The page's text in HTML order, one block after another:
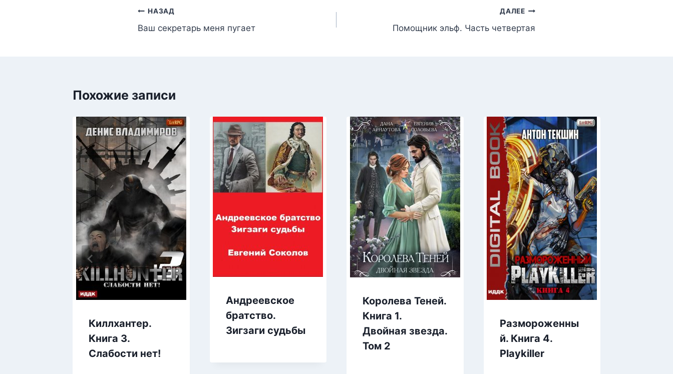
Навигация
по
НАЗАД
Ваш секретарь меня пугает
ДАЛЕЕ
Помощник эльф. Часть четвертая
Похожие записи
Киллхантер.
Книга 3.
Слабости нет!
Андреевское
братство.
Зигзаги судьбы
Королева Теней.
Книга 1.
Двойная звезда.
Том 2
Размороженны
й. Книга 4.
Playkiller